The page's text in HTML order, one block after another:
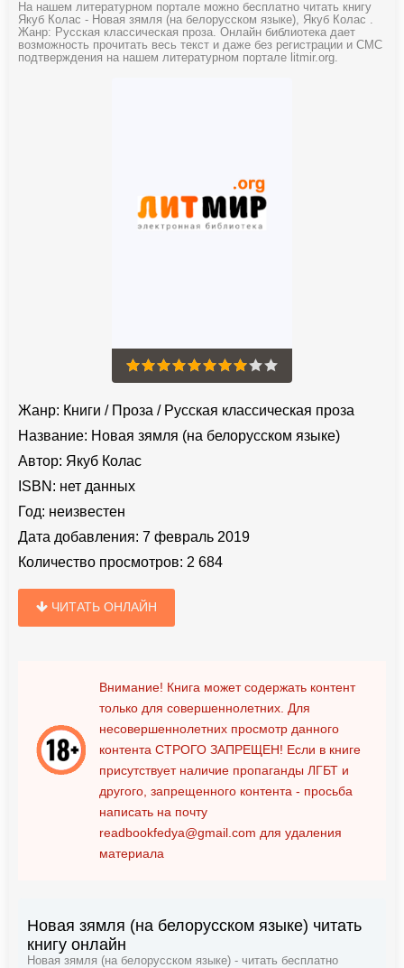
На нашем литературном портале можно бесплатно читать книгу
Якуб Колас - Новая зямля (на белорусском языке), Якуб Колас .
Жанр: Русская классическая проза. Онлайн библиотека дает
возможность прочитать весь текст и даже без регистрации и СМС
подтверждения на нашем литературном портале litmir.org.
Жанр: Книги / Проза / Русская классическая проза
Название: Новая зямля (на белорусском языке)
Автор: Якуб Колас
ISBN: нет данных
Год: неизвестен
Дата добавления: 7 февраль 2019
Количество просмотров: 2 684
ЧИТАТЬ ОНЛАЙН
Внимание! Книга может содержать контент
только для совершеннолетних. Для
несовершеннолетних просмотр данного
контента СТРОГО ЗАПРЕЩЕН! Если в книге
присутствует наличие пропаганды ЛГБТ и
другого, запрещенного контента - просьба
написать на почту
readbookfedya@gmail.com для удаления
материала
Новая зямля (на белорусском языке) читать
книгу онлайн
Новая зямля (на белорусском языке) - читать бесплатно